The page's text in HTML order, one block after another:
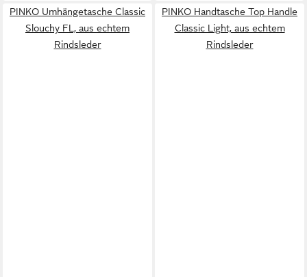
PINKO Umhängetasche Classic
Slouchy FL, aus echtem
Rindsleder
PINKO Handtasche Top Handle
Classic Light, aus echtem
Rindsleder